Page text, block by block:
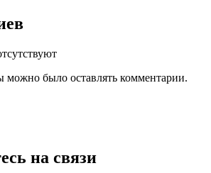
можно было оставлять комментарии.
на связи